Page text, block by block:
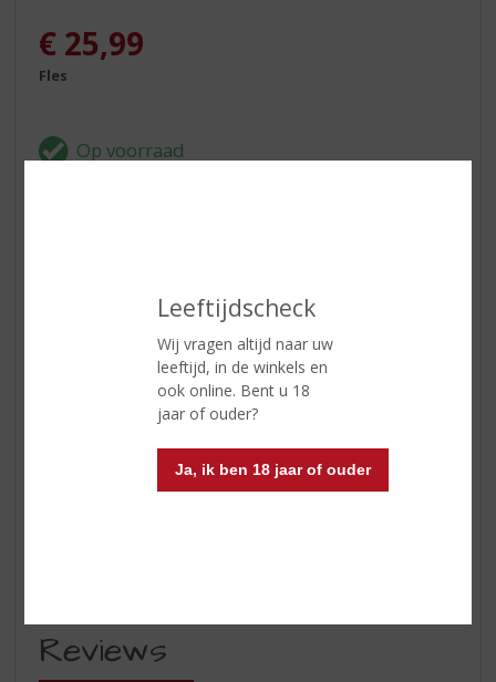
Leeftijdscheck
Wij vragen altijd naar uw
leeftijd, in de winkels en
ook online. Bent u 18
jaar of ouder?
Ja, ik ben 18 jaar of ouder
€ 25,99
Fles
ETIKETINFORMATIE
Land van Herkomst
Frankrijk
70 CL
Alcoholpercentage
40% vol
Armagnac wordt meestal
Reviews